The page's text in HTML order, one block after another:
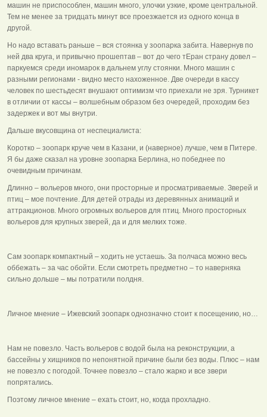
машин не приспособлен, машин много, улочки узкие, кроме центральной.
Тем не менее за тридцать минут все проезжается из одного конца в
другой.
Но надо вставать раньше – вся стоянка у зоопарка забита. Навернув по
ней два круга, и привычно прошептав – вот до чего тЕран страну довел –
паркуемся среди иномарок в дальнем углу стоянки. Много машин с
разными регионами - видно место нахоженное. Две очереди в кассу
человек по шестьдесят внушают оптимизм что приехали не зря. Турникет
в отличии от кассы – волшебным образом без очередей, проходим без
задержек и вот мы внутри.
Дальше вкусовщина от неспециалиста:
Коротко – зоопарк круче чем в Казани, и (наверное) лучше, чем в Питере.
Я бы даже сказал на уровне зоопарка Берлина, но победнее по
очевидным причинам.
Длинно – вольеров много, они просторные и просматриваемые. Зверей и
птиц – мое почтение. Для детей отрады из деревянных анимаций и
аттракционов. Много огромных вольеров для птиц. Много просторных
вольеров для крупных зверей, да и для мелких тоже.
Сам зоопарк компактный – ходить не устаешь. За полчаса можно весь
оббежать – за час обойти. Если смотреть предметно – то наверняка
сильно дольше – мы потратили полдня.
Личное мнение – Ижевский зоопарк однозначно стоит к посещению, но…
Нам не повезло. Часть вольеров с водой была на реконструкции, а
бассейны у хищников по непонятной причине были без воды. Плюс – нам
не повезло с погодой. Точнее повезло – стало жарко и все звери
попрятались.
Поэтому личное мнение – ехать стоит, но, когда прохладно.